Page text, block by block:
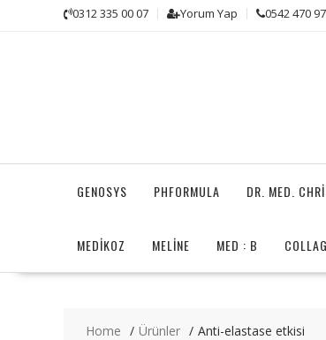
0312 335 00 07 Yorum Yap 0542 470
GENOSYS PHFORMULA DR. MED.
MEDİKOZ MELINE MED : B
Home Ürünler Anti-elastase etkisi